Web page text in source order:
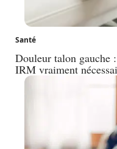
Santé
Douleur talon gauche
IRM vraiment